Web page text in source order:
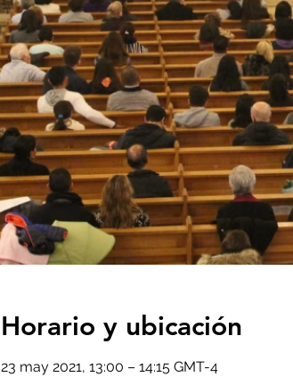
Horario y ubicación
23 may 2021, 13:00 – 14:15 GMT-4